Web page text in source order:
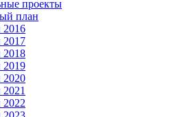
проекты
план